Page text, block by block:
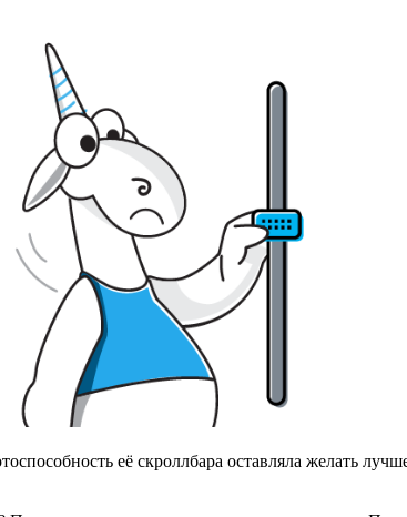
её скроллбара оставляла желать